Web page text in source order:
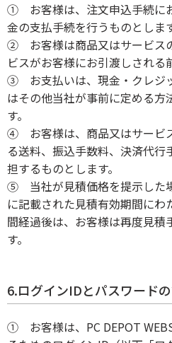
① お客様は、注文申込手続に
金の支払手続を行うものとします
② お客様は商品又はサービス
ビスがお客様にお引渡しされる
③ お支払いは、現金・クレジ
はその他当社が事前に定める方
す。
④ お客様は、商品又はサービ
る送料、振込手数料、決済代行
担するものとします。
⑤ 当社が見積価格を提示した
に記載された見積有効期間にわ
間経過後は、お客様は再度見積
す。
6.ログインIDとパスワード
① お客様は、PC DEPOT